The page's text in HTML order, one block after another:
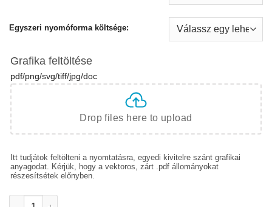
Egyszeri nyomóforma költsége:
Grafika feltöltése
pdf/png/svg/tiff/jpg/doc
Drop files here to upload
Itt tudjátok feltölteni a nyomtatásra, egyedi kivitelre szánt grafikai
anyagodat. Kérjük, hogy a vektoros, zárt .pdf állományokat
részesítsétek előnyben.
Ragasztószalag | egyedi nyomattal | 180 tekercs mennyiség